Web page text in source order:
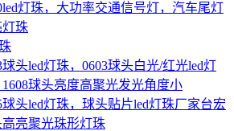
灯珠，大功率交通信号灯，汽车尾灯
灯珠
球头led灯珠，0603球头白光/红光led灯
球头亮度高聚光发光角度小
球头led灯珠，球头贴片led灯珠厂家台宏
高亮聚光珠形灯珠